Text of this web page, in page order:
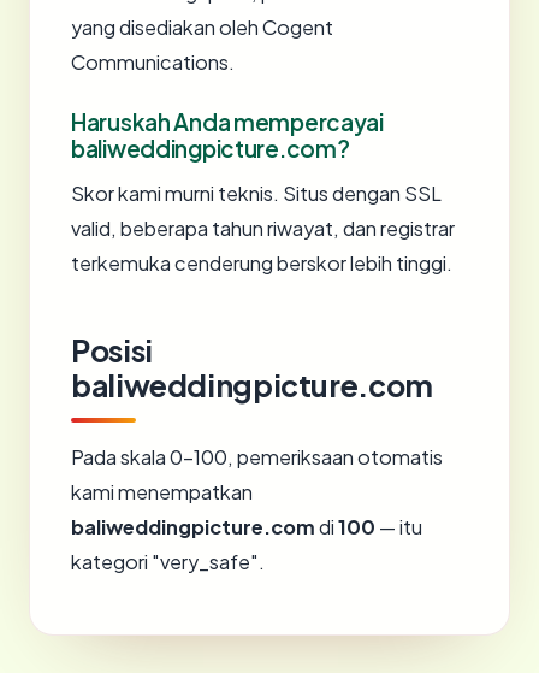
yang disediakan oleh Cogent
Communications.
Haruskah Anda mempercayai
baliweddingpicture.com?
Skor kami murni teknis. Situs dengan SSL
valid, beberapa tahun riwayat, dan registrar
terkemuka cenderung berskor lebih tinggi.
Posisi
baliweddingpicture.com
Pada skala 0-100, pemeriksaan otomatis
kami menempatkan
baliweddingpicture.comdi100 — itu
kategori "very_safe".